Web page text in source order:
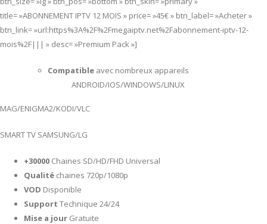
title= »ABONNEMENT IPTV 12 MOIS » price= »45€ » btn_label= »Acheter »
btn_link= »url:https%3A%2F%2Fmegaiptv.net%2Fabonnement-iptv-12-
mois%2F||| » desc= »Premium Pack »]
Compatible avec nombreux appareils
ANDROID/IOS/WINDOWS/LINUX
MAG/ENIGMA2/KODI/VLC
SMART TV SAMSUNG/LG
+30000 Chaines SD/HD/FHD Universal
Qualité chaines 720p/1080p
VOD Disponible
Support Technique 24/24
Mise a jour Gratuite